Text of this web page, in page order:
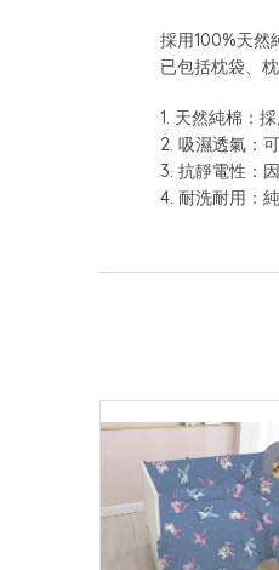
採用100%天然
已包括枕袋、
1. 天然純棉：
2. 吸濕透氣：
3. 抗靜電性：
4. 耐洗耐用：